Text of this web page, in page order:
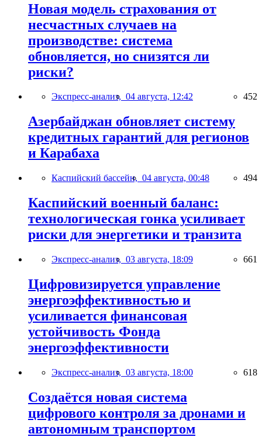
Новая модель страхования от
несчастных случаев на
производстве: система
обновляется, но снизятся ли
риски?
Экспресс-анализ, 04 августа, 12:42 452
Азербайджан обновляет систему
кредитных гарантий для регионов
и Карабаха
Каспийский бассейн, 04 августа, 00:48 494
Каспийский военный баланс:
технологическая гонка усиливает
риски для энергетики и транзита
Экспресс-анализ, 03 августа, 18:09 661
Цифровизируется управление
энергоэффективностью и
усиливается финансовая
устойчивость Фонда
энергоэффективности
Экспресс-анализ, 03 августа, 18:00 618
Создаётся новая система
цифрового контроля за дронами и
автономным транспортом